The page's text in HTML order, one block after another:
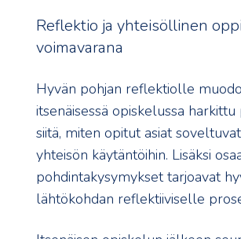
Reflektio ja yhteisöllinen
voimavarana
Hyvän pohjan reflektiolle
itsenäisessä opiskelussa harkittu
siitä, miten opitut asiat
yhteisön käytäntöihin. Lisäksi
pohdintakysymykset tarjoavat
lähtökohdan reflektiiviselle